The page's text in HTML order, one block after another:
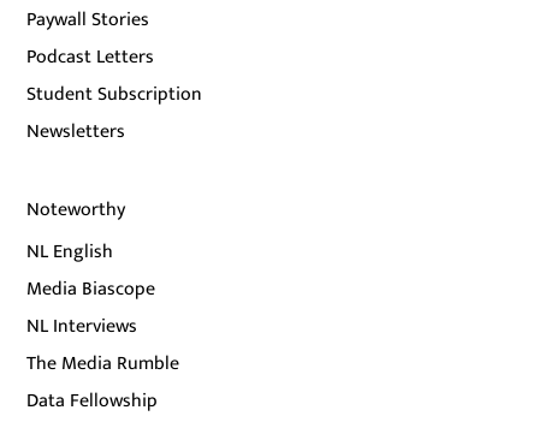
Paywall Stories
Podcast Letters
Student Subscription
Newsletters
Noteworthy
NL English
Media Biascope
NL Interviews
The Media Rumble
Data Fellowship